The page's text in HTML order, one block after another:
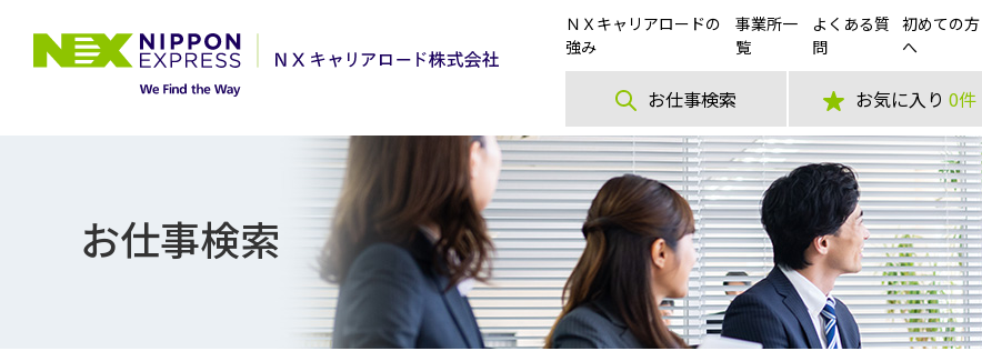
ＮＸキャリアロードの
強み
事業所一
覧
よくある質
問
初めての方
へ
お仕事検索 お気に入り 0件
お仕事検索